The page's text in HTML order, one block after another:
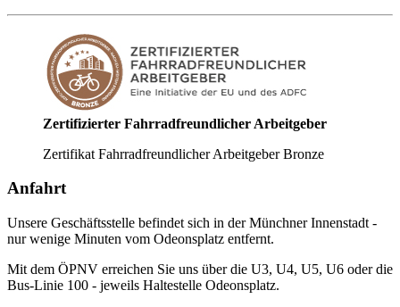
Zertifizierter Fahrradfreundlicher Arbeitgeber
Zertifikat Fahrradfreundlicher Arbeitgeber Bronze
Anfahrt
Unsere Geschäftsstelle befindet sich in der Münchner Innenstadt -
nur wenige Minuten vom Odeonsplatz entfernt.
Mit dem ÖPNV erreichen Sie uns über die U3, U4, U5, U6 oder die
Bus-Linie 100 - jeweils Haltestelle Odeonsplatz.